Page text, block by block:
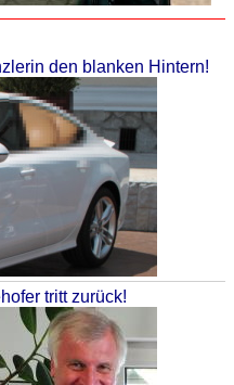
den blanken Hintern!
tritt zurück!